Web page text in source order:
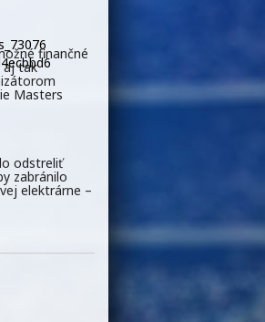
finančné
aj tak
Masters
odstreliť
zabránilo
elektrárne –